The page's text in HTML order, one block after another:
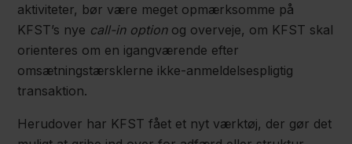
aktiviteter, bør være meget opmærksomme på
KFST’s nye call-in optionog overveje, om KFST skal
orienteres om en igangværende efter
omsætningstærsklerne ikke-anmeldelsespligtig
transaktion.
Herudover har KFST fået et nyt værktøj, der gør det